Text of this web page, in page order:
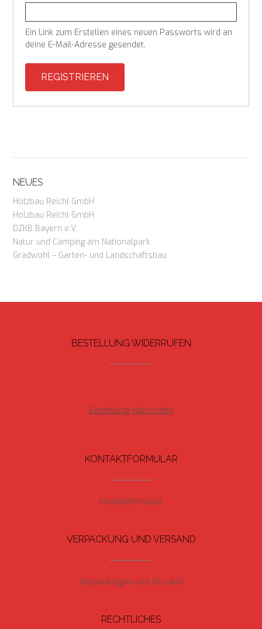
Ein Link zum Erstellen eines neuen Passworts wird an
deine E-Mail-Adresse gesendet.
REGISTRIEREN
NEUES
Holzbau Reichl GmbH
Holzbau Reichl GmbH
DZKB Bayern e.V.
Natur und Camping am Nationalpark
Gradwohl – Garten- und Landschaftsbau
BESTELLUNG WIDERRUFEN
Bestellung widerrufen
KONTAKTFORMULAR
Kontaktformular
VERPACKUNG UND VERSAND
Verpackungen und Versand
RECHTLICHES